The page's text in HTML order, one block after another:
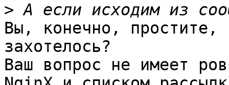
>
Вы, конечно, простите,
захотелось?
Ваш вопрос не имеет